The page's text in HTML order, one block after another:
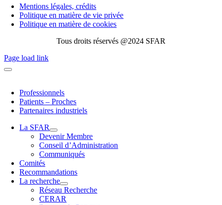
Mentions légales, crédits
Politique en matière de vie privée
Politique en matière de cookies
Tous droits réservés @2024 SFAR
Page load link
Professionnels
Patients – Proches
Partenaires industriels
La SFAR
Devenir Membre
Conseil d’Administration
Communiqués
Comités
Recommandations
La recherche
Réseau Recherche
CERAR